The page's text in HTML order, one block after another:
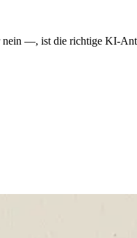
—, ist die richtige KI-